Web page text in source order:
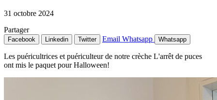
31 octobre 2024
Partager
Facebook Linkedin Twitter Email Whatsapp Whatsapp
Les puéricultrices et puériculteur de notre crèche L'arrêt de puces
ont mis le paquet pour Halloween!